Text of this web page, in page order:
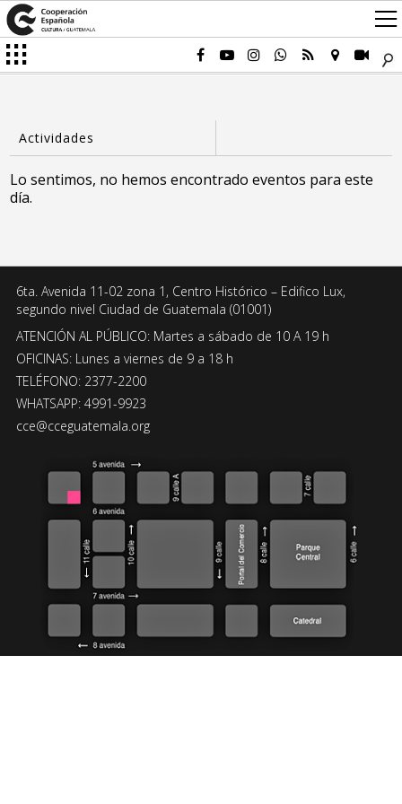
Lo sentimos, no hemos encontrado eventos para este
día.
6ta. Avenida 11-02 zona 1, Centro Histórico – Edifico Lux,
segundo nivel Ciudad de Guatemala (01001)
ATENCIÓN AL PÚBLICO: Martes a sábado de 10 A 19 h
OFICINAS: Lunes a viernes de 9 a 18 h
TELÉFONO: 2377-2200
WHATSAPP: 4991-9923
cce@cceguatemala.org